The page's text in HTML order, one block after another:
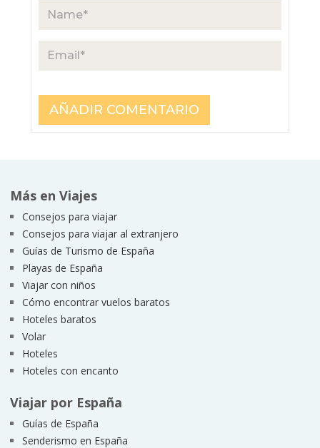
Más en Viajes
Consejos para viajar
Consejos para viajar al extranjero
Guías de Turismo de España
Playas de España
Viajar con niños
Cómo encontrar vuelos baratos
Hoteles baratos
Volar
Hoteles
Hoteles con encanto
Viajar por España
Guías de España
Senderismo en España